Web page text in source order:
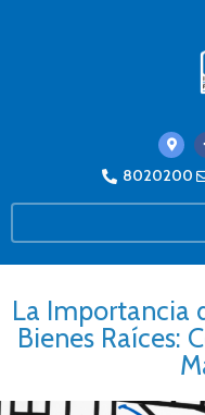
8020200
La Importancia
Bienes Raíces: